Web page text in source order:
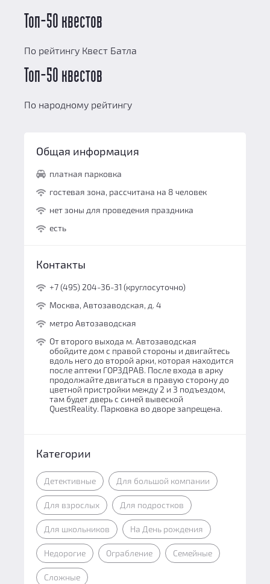
Топ-50 квестов
По рейтингу Квест Батла
Топ-50 квестов
По народному рейтингу
Общая информация
платная парковка
гостевая зона, рассчитана на 8 человек
нет зоны для проведения праздника
есть
Контакты
+7 (495) 204-36-31 (круглосуточно)
Москва, Автозаводская, д. 4
метро Автозаводская
От второго выхода м. Автозаводская
обойдите дом с правой стороны и двигайтесь
вдоль него до второй арки, которая находится
после аптеки ГОРЗДРАВ. После входа в арку
продолжайте двигаться в правую сторону до
цветной пристройки между 2 и 3 подъездом,
там будет дверь с синей вывеской
QuestReality. Парковка во дворе запрещена.
Категории
Детективные Для большой компании
Для взрослых Для подростков
Для школьников На День рождения
Недорогие Ограбление Семейные
Сложные